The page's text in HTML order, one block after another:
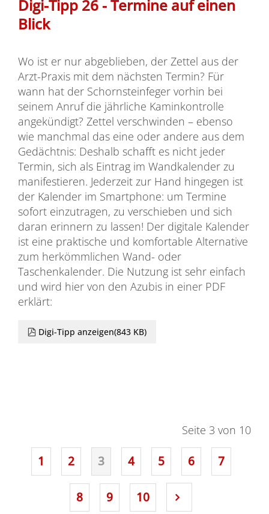
Digi-Tipp 26 - Termine auf einen
Blick
Wo ist er nur abgeblieben, der Zettel aus der
Arzt-Praxis mit dem nächsten Termin? Für
wann hat der Schornsteinfeger vorhin bei
seinem Anruf die jährliche Kaminkontrolle
angekündigt? Zettel verschwinden – ebenso
wie manchmal das eine oder andere aus dem
Gedächtnis: Deshalb schafft es nicht jeder
Termin, sich als Eintrag im Wandkalender zu
manifestieren. Jederzeit zur Hand hingegen ist
der Kalender im Smartphone: um Termine
sofort einzutragen, zu verschieben und sich
daran erinnern zu lassen! Der digitale Kalender
ist eine praktische und komfortable Alternative
zum herkömmlichen Wand- oder
Taschenkalender. Die Nutzung ist sehr einfach
und wird hier von den Azubis in einer PDF
erklärt:
pdf
Digi-Tipp anzeigen(843 KB)
Seite 3 von 10
1 2 3 4 5 6 7
8 9 10